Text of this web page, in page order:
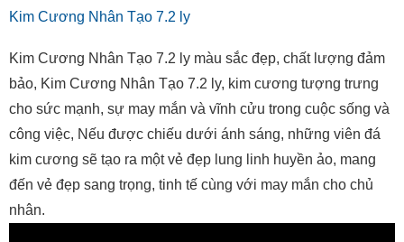
Kim Cương Nhân Tạo 7.2 ly
Kim Cương Nhân Tạo 7.2 ly màu sắc đẹp, chất lượng đảm
bảo, Kim Cương Nhân Tạo 7.2 ly, kim cương tượng trưng
cho sức mạnh, sự may mắn và vĩnh cửu trong cuộc sống và
công việc, Nếu được chiếu dưới ánh sáng, những viên đá
kim cương sẽ tạo ra một vẻ đẹp lung linh huyền ảo, mang
đến vẻ đẹp sang trọng, tinh tế cùng với may mắn cho chủ
nhân.